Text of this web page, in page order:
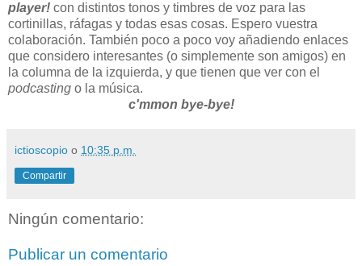
player! con distintos tonos y timbres de voz para las
cortinillas, ráfagas y todas esas cosas. Espero vuestra
colaboración. También poco a poco voy añadiendo enlaces
que considero interesantes (o simplemente son amigos) en
la columna de la izquierda, y que tienen que ver con el
podcasting o la música.
c'mmon bye-bye!
ictioscopio o 10:35 p.m.
Compartir
Ningún comentario:
Publicar un comentario